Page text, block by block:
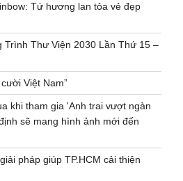
Tứ hương lan tỏa vẻ đẹp
Trình Thư Viện 2030 Lần Thứ 15 –
Việt Nam”
khi tham gia 'Anh trai vượt ngàn
sẽ mang hình ảnh mới đến
pháp giúp TP.HCM cải thiện